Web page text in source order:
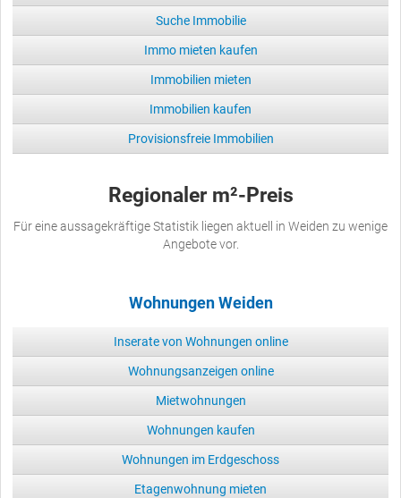
Suche Immobilie
Immo mieten kaufen
Immobilien mieten
Immobilien kaufen
Provisionsfreie Immobilien
Regionaler m²-Preis
Für eine aussagekräftige Statistik liegen aktuell in Weiden zu wenige
Angebote vor.
Wohnungen Weiden
Inserate von Wohnungen online
Wohnungsanzeigen online
Mietwohnungen
Wohnungen kaufen
Wohnungen im Erdgeschoss
Etagenwohnung mieten